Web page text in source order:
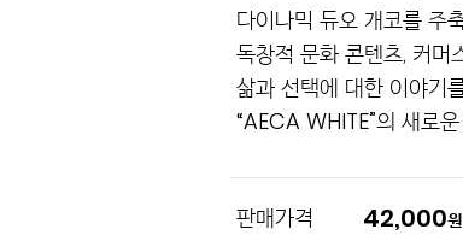
다이나믹 듀오 개코를 주
독창적 문화 콘텐츠, 커머
삶과 선택에 대한 이야기
“AECA WHITE”의 새로
판매가격 42,000원